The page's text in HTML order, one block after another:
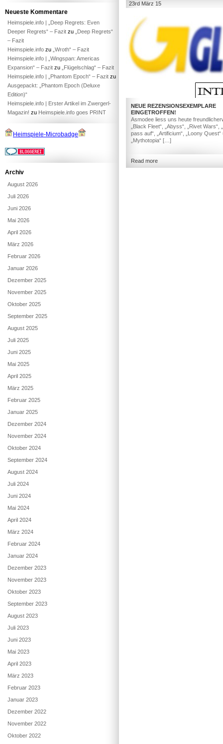
23rd März 15
NEUE REZENSIONSEXEMPLARE
EINGETROFFEN!
Asmodee liess uns heute
„Black Fleet“, „Abyss“, „Rivet Wars“,
pass auf“, „Artificium“, „Loony Quest“
„Mythotopia“ […]
Read more
Neueste Kommentare
Heimspiele.info | „Deep Regrets: Even
Deeper Regrets“ – Fazit zu
„Deep Regrets“
– Fazit
Heimspiele.info zu „Wroth“ – Fazit
Heimspiele.info | „Wingspan: Americas
Expansion“ – Fazit zu
„Flügelschlag“ – Fazit
Heimspiele.info | „Phantom Epoch“ – Fazit zu
Ausgepackt: „Phantom Epoch (Deluxe
Edition)“
Heimspiele.info | Erster Artikel im Zwergerl-
Magazin! zu Heimspiele.info goes PRINT
Heimspiele-Microbadge
Archiv
August 2026
Juli 2026
Juni 2026
Mai 2026
April 2026
März 2026
Februar 2026
Januar 2026
Dezember 2025
November 2025
Oktober 2025
September 2025
August 2025
Juli 2025
Juni 2025
Mai 2025
April 2025
März 2025
Februar 2025
Januar 2025
Dezember 2024
November 2024
Oktober 2024
September 2024
August 2024
Juli 2024
Juni 2024
Mai 2024
April 2024
März 2024
Februar 2024
Januar 2024
Dezember 2023
November 2023
Oktober 2023
September 2023
August 2023
Juli 2023
Juni 2023
Mai 2023
April 2023
März 2023
Februar 2023
Januar 2023
Dezember 2022
November 2022
Oktober 2022